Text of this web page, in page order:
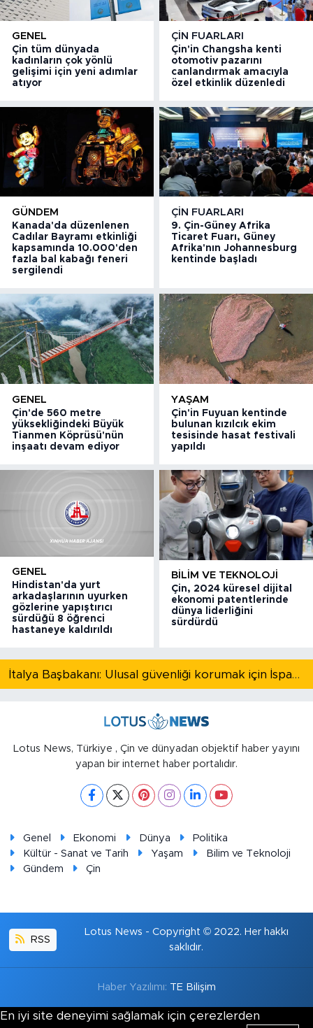
GENEL
Çin tüm dünyada
kadınların çok yönlü
gelişimi için yeni adımlar
atıyor
ÇIN FUARLARI
Çin'in Changsha kenti
otomotiv pazarını
canlandırmak amacıyla
özel etkinlik düzenledi
GÜNDEM
Kanada'da düzenlenen
Cadılar Bayramı etkinliği
kapsamında 10.000'den
fazla bal kabağı feneri
sergilendi
ÇIN FUARLARI
9. Çin-Güney Afrika
Ticaret Fuarı, Güney
Afrika'nın Johannesburg
kentinde başladı
GENEL
Çin'de 560 metre
yüksekliğindeki Büyük
Tianmen Köprüsü'nün
inşaatı devam ediyor
YAŞAM
Çin'in Fuyuan kentinde
bulunan kızılcık ekim
tesisinde hasat festivali
yapıldı
GENEL
Hindistan'da yurt
arkadaşlarının uyurken
gözlerine yapıştırıcı
sürdüğü 8 öğrenci
hastaneye kaldırıldı
BILIM VE TEKNOLOJI
Çin, 2024 küresel dijital
ekonomi patentlerinde
dünya liderliğini
sürdürdü
İtalya Başbakanı: Ulusal güvenliği korumak için İspanya ile Schengen kapsamındaki serbest dolaşımı askıya alıyoruz
Lotus News, Türkiye , Çin ve dünyadan objektif haber yayını
yapan bir internet haber portalıdır.
Genel Ekonomi Dünya
Politika
Kültür - Sanat ve Tarih
Yaşam
Bilim ve Teknoloji
Gündem
Çin
RSS
Lotus News - Copyright © 2022. Her hakkı
saklıdır.
Haber Yazılımı: TE Bilişim
En iyi site deneyimi sağlamak için çerezlerden